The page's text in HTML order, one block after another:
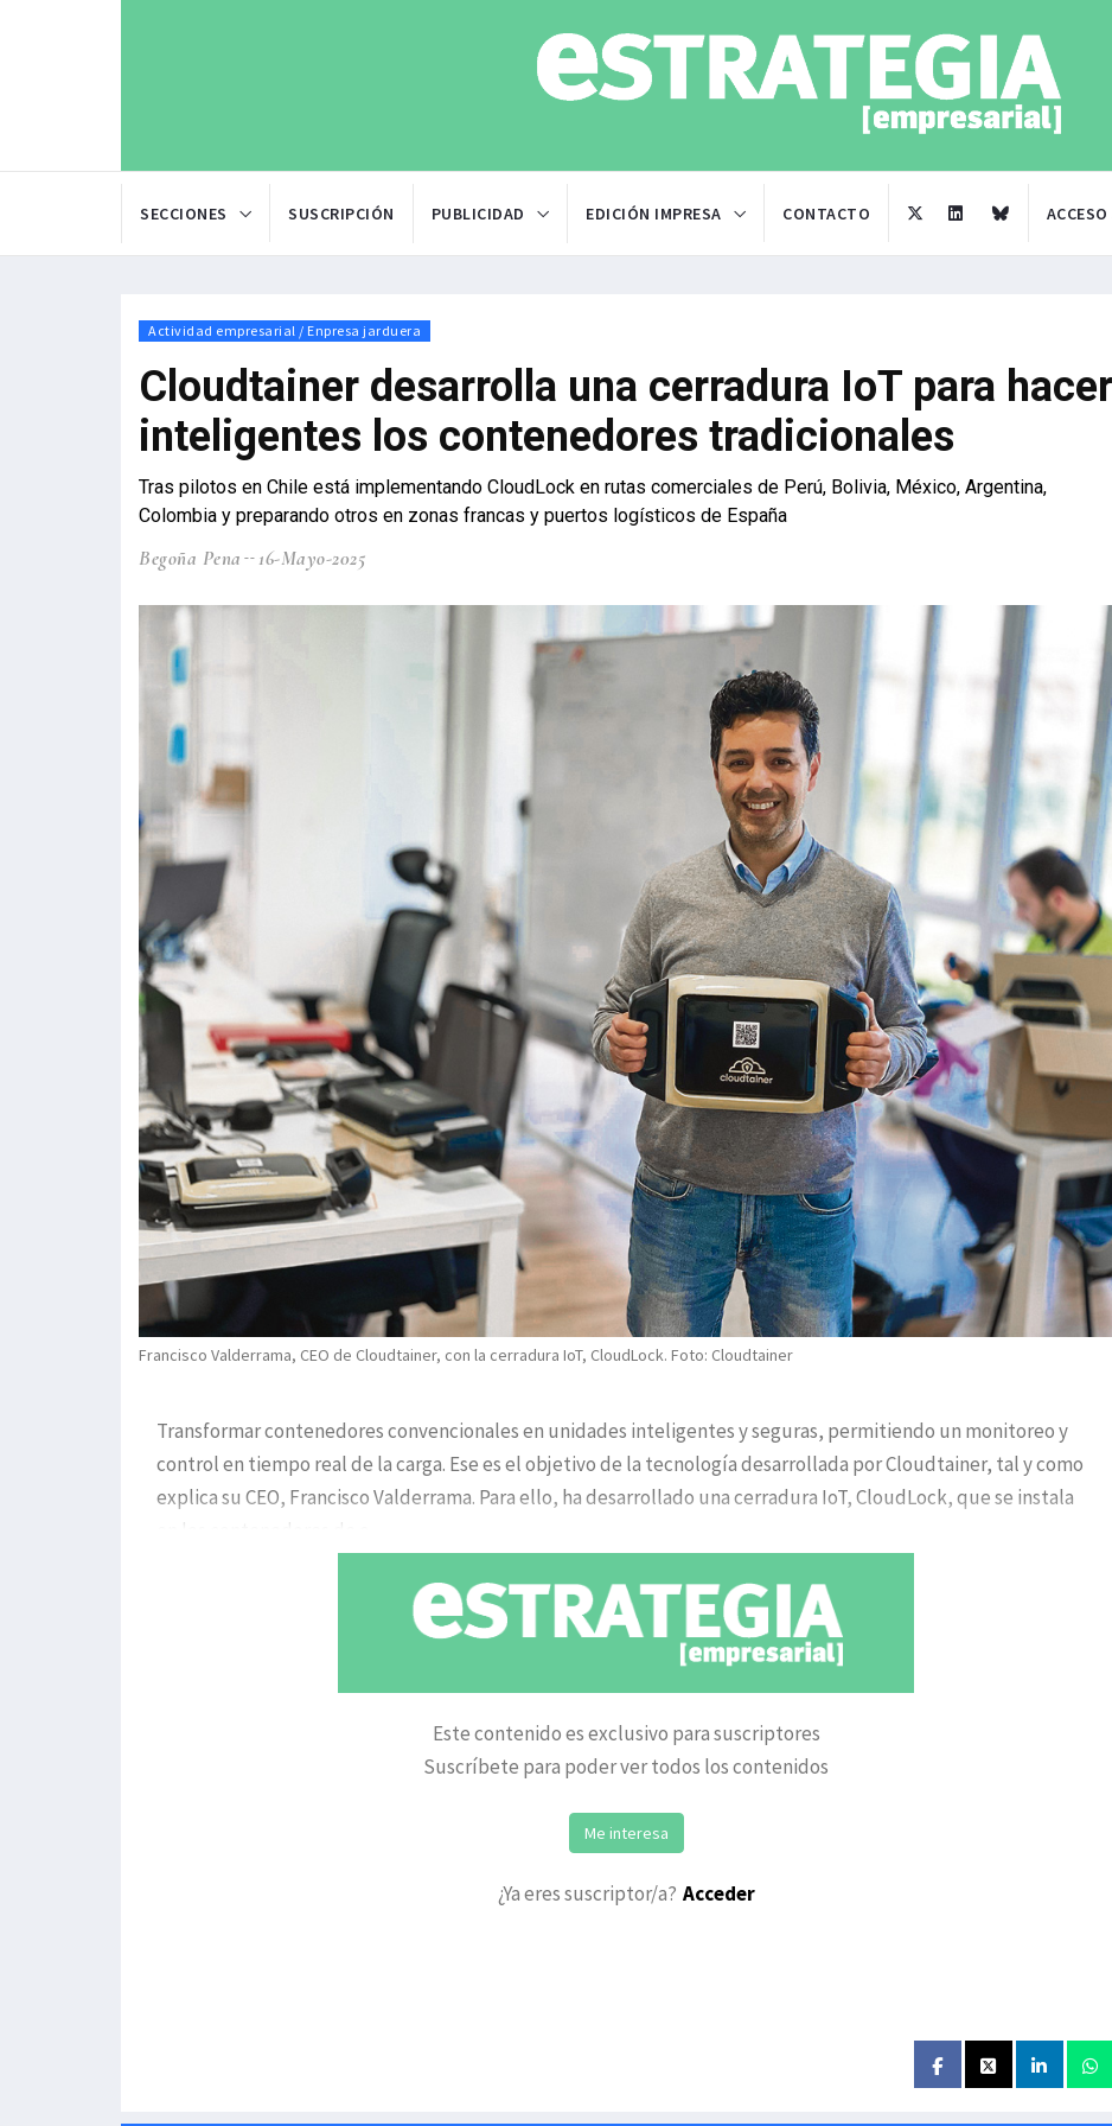
SECCIONES SUSCRIPCIÓN PUBLICIDAD EDICIÓN IMPRESA CONTACTO
Actividad empresarial / Enpresa jarduera
Cloudtainer desarrolla una cerradura IoT para hacer
inteligentes los contenedores tradicionales
Tras pilotos en Chile está implementando CloudLock en rutas comerciales de Perú, Bolivia, México, Argentina,
Colombia y preparando otros en zonas francas y puertos logísticos de España
Begoña Pena 16-Mayo-2025
Francisco Valderrama, CEO de Cloudtainer, con la cerradura IoT, CloudLock. Foto: Cloudtainer
Transformar contenedores convencionales en unidades inteligentes y seguras, permitiendo un monitoreo y
control en tiempo real de la carga. Ese es el objetivo de la tecnología desarrollada por Cloudtainer, tal y como
explica su CEO, Francisco Valderrama. Para ello, ha desarrollado una cerradura IoT, CloudLock, que se instala
en los contenedores de c
Este contenido es exclusivo para suscriptores
Suscríbete para poder ver todos los contenidos
Me interesa
¿Ya eres suscriptor/a? Acceder